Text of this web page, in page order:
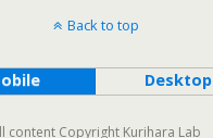
Back to top
Desktop
content Copyright Kurihara Lab